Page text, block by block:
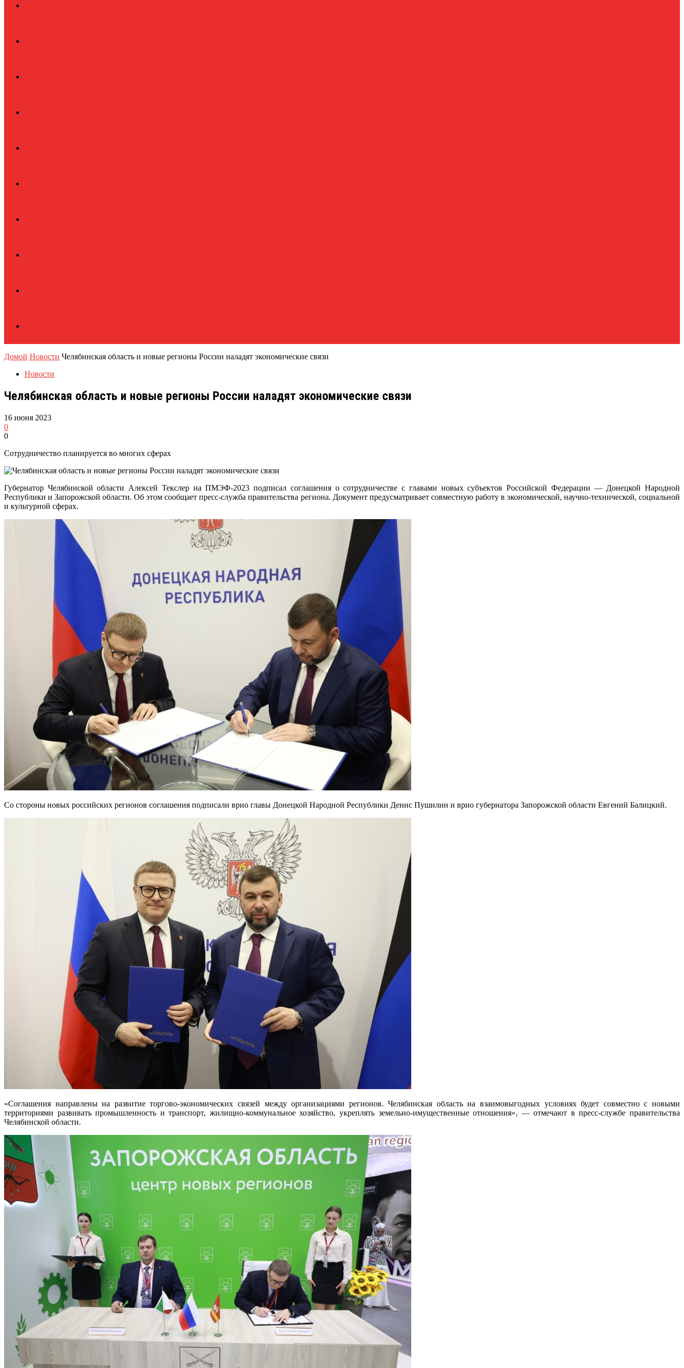
Домой Новости Челябинская область и новые регионы России наладят экономические связи
Новости
Челябинская область и новые регионы России наладят экономические связи
16 июня 2023
0
0
Сотрудничество планируется во многих сферах
Губернатор Челябинской области Алексей Текслер на ПМЭФ-2023 подписал соглашения о сотрудничестве с главами новых субъектов Российской Федерации — Донецкой Народной
Республики и Запорожской области. Об этом сообщает пресс-служба правительства региона. Документ предусматривает совместную работу в экономической, научно-технической, социальной
и культурной сферах.
Со стороны новых российских регионов соглашения подписали врио главы Донецкой Народной Республики Денис Пушилин и врио губернатора Запорожской области Евгений Балицкий.
«Соглашения направлены на развитие торгово-экономических связей между организациями регионов. Челябинская область на взаимовыгодных условиях будет совместно с новыми
территориями развивать промышленность и транспорт, жилищно-коммунальное хозяйство, укреплять земельно-имущественные отношения», — отмечают в пресс-службе правительства
Челябинской области.